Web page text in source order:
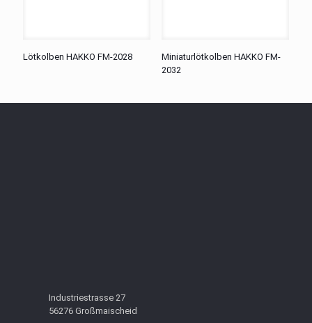
Lötkolben HAKKO FM-2028
Miniaturlötkolben HAKKO FM-
2032
Industriestrasse 27
56276 Großmaischeid